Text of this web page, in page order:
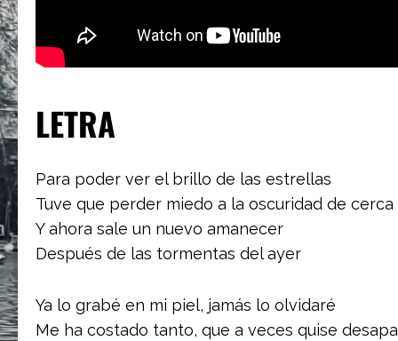
LETRA
Para poder ver el brillo de las estrellas
Tuve que perder miedo a la oscuridad de cerca
Y ahora sale un nuevo amanecer
Después de las tormentas del ayer
Ya lo grabé en mi piel, jamás lo olvidaré
Me ha costado tanto, que a veces quise